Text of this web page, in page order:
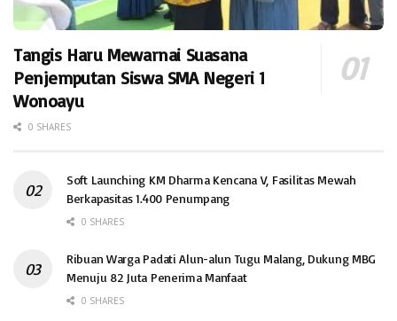
Tangis Haru Mewarnai Suasana
Penjemputan Siswa SMA Negeri 1
Wonoayu
0 SHARES
Soft Launching KM Dharma Kencana V, Fasilitas Mewah
Berkapasitas 1.400 Penumpang
0 SHARES
Ribuan Warga Padati Alun-alun Tugu Malang, Dukung MBG
Menuju 82 Juta Penerima Manfaat
0 SHARES